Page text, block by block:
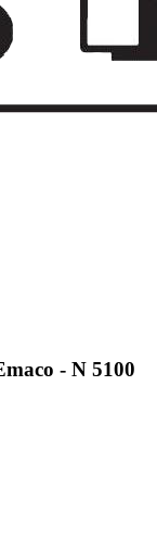
- N 5100